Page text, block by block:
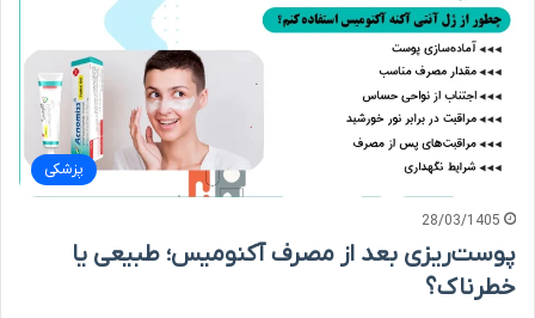
پزشکی
28/03/1405
پوست‌ریزی بعد از مصرف آکنومیس؛ طبیعی یا
خطرناک؟